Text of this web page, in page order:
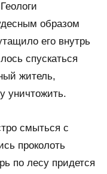
образом
его внутрь
спускаться
житель,
уничтожить.
смыться с
проколоть
по лесу придется